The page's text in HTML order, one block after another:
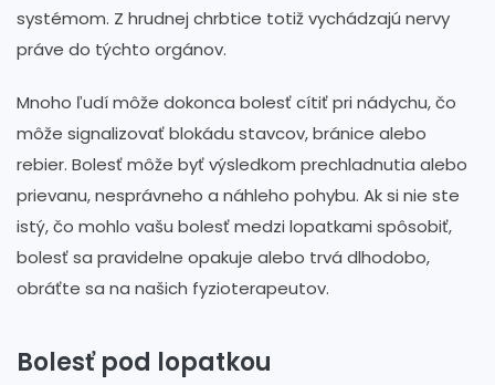
systémom. Z hrudnej chrbtice totiž vychádzajú nervy
práve do týchto orgánov.
Mnoho ľudí môže dokonca bolesť cítiť pri nádychu, čo
môže signalizovať blokádu stavcov, bránice alebo
rebier. Bolesť môže byť výsledkom prechladnutia alebo
prievanu, nesprávneho a náhleho pohybu. Ak si nie ste
istý, čo mohlo vašu bolesť medzi lopatkami spôsobiť,
bolesť sa pravidelne opakuje alebo trvá dlhodobo,
obráťte sa na našich fyzioterapeutov.
Bolesť pod lopatkou